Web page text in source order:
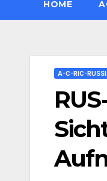
HOME
A-C-RIC-